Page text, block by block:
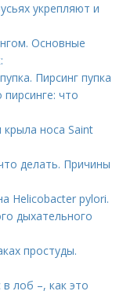
укрепляют и
Основные
Пирсинг пупка
пирсинге: что
крыла носа Saint
делать. Причины
Helicobacter pylori.
дыхательного
простуды.
лоб –, как это